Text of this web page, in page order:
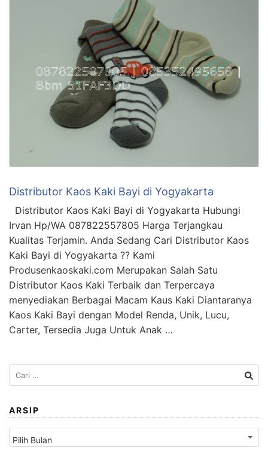
Distributor Kaos Kaki Bayi di Yogyakarta
Distributor Kaos Kaki Bayi di Yogyakarta Hubungi
Irvan Hp/WA 087822557805 Harga Terjangkau
Kualitas Terjamin. Anda Sedang Cari Distributor Kaos
Kaki Bayi di Yogyakarta ?? Kami
Produsenkaoskaki.com Merupakan Salah Satu
Distributor Kaos Kaki Terbaik dan Terpercaya
menyediakan Berbagai Macam Kaus Kaki Diantaranya
Kaos Kaki Bayi dengan Model Renda, Unik, Lucu,
Carter, Tersedia Juga Untuk Anak …
Cari
untuk:
ARSIP
Arsip